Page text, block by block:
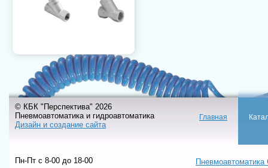
© КБК "Перспектива" 2026
Пневмоавтоматика и гидроавтоматика
Дизайн и создание сайта
Главная
Пн-Пт c 8-00 до 18-00
Пневмоавтоматика